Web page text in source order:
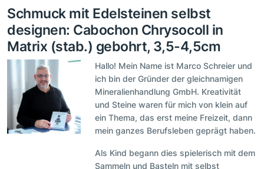
Schmuck mit Edelsteinen selbst
designen: Cabochon Chrysocoll in
Matrix (stab.) gebohrt, 3,5-4,5cm
Hallo! Mein Name ist Marco Schreier und
ich bin der Gründer der gleichnamigen
Mineralienhandlung GmbH. Kreativität
und Steine waren für mich von klein auf
ein Thema, das erst meine Freizeit, dann
mein ganzes Berufsleben geprägt haben.
Als Kind begann dies spielerisch mit dem
Sammeln und Basteln mit selbst